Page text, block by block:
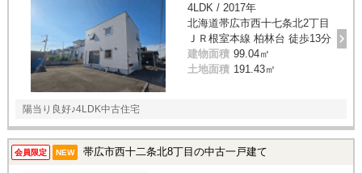
4LDK / 2017年
北海道帯広市西十七条北2丁目
ＪＲ根室本線 柏林台 徒歩13分
建物面積 99.04㎡
土地面積 191.43㎡
陽当り良好♪4LDK中古住宅
会員限定 NEW 帯広市西十二条北8丁目の中古一戸建て